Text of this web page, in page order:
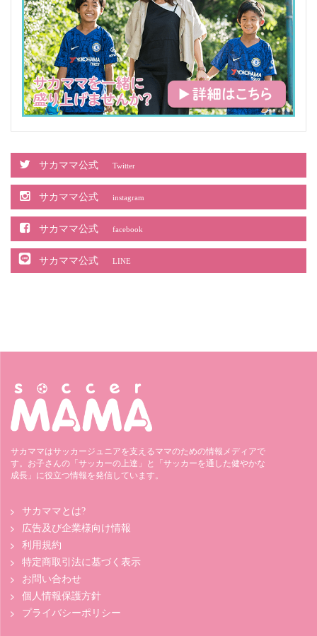
サカママ公式 Twitter
サカママ公式 instagram
サカママ公式 facebook
サカママ公式 LINE
サカママはサッカージュニアを支えるママのための情報メディアで
す。お子さんの「サッカーの上達」と「サッカーを通した健やかな
成長」に役立つ情報を発信しています。
サカママとは?
広告及び企業様向け情報
利用規約
特定商取引法に基づく表示
お問い合わせ
個人情報保護方針
プライバシーポリシー